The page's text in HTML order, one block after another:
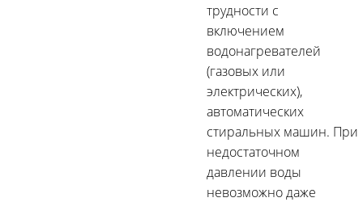
трудности с
включением
водонагревателей
(газовых или
электрических),
автоматических
стиральных машин. При
недостаточном
давлении воды
невозможно даже